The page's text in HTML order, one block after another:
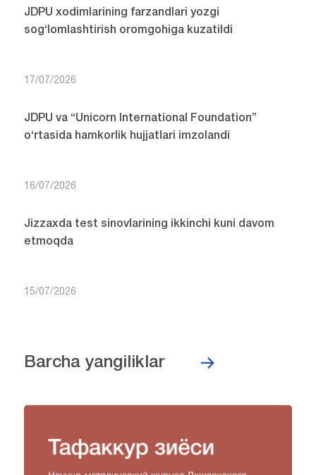
JDPU xodimlarining farzandlari yozgi
sog‘lomlashtirish oromgohiga kuzatildi
17/07/2026
JDPU va “Unicorn International Foundation”
o‘rtasida hamkorlik hujjatlari imzolandi
16/07/2026
Jizzaxda test sinovlarining ikkinchi kuni davom
etmoqda
15/07/2026
Barcha yangiliklar